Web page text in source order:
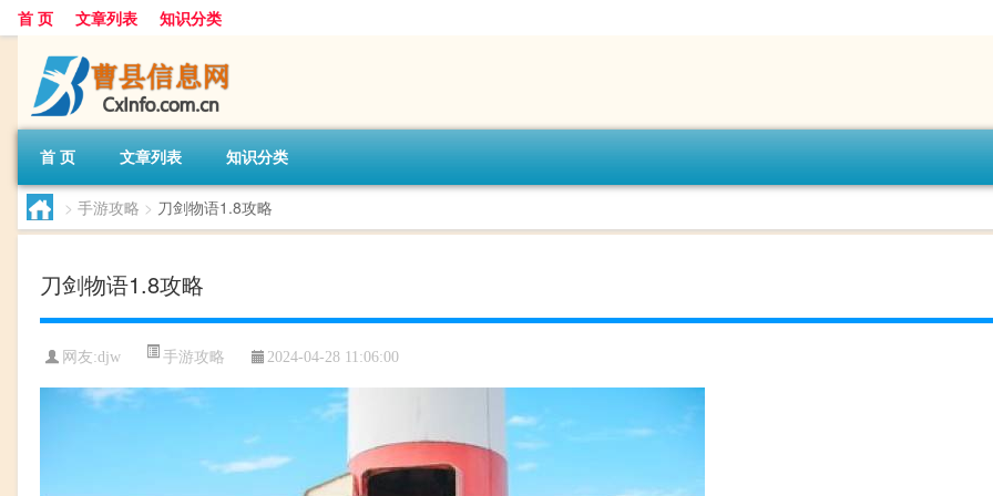
首 页 文章列表 知识分类
首 页 文章列表 知识分类
> 手游攻略 > 刀剑物语1.8攻略
刀剑物语1.8攻略
网友:djw 手游攻略 2024-04-28 11:06:00